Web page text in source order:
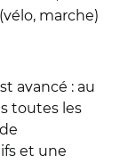
marche)
avancé : au
toutes les
et une